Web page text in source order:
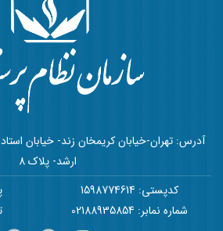
آدرس: تهران-خیابان کریمخان زند- خیابان
ارشد- پلاک 8
کدپستی: 1598774614
شماره نمابر: 02188935854